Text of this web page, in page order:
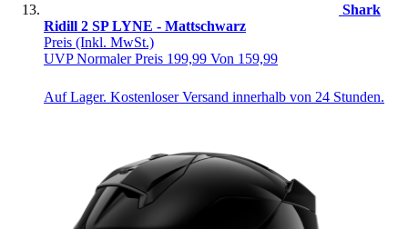
Shark
Ridill 2 SP LYNE - Mattschwarz
Preis (Inkl. MwSt.)
UVPNormaler Preis 199,99 Von 159,99
Auf Lager. Kostenloser Versand innerhalb von 24 Stunden.